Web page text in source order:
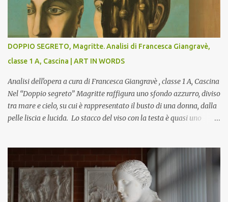
DOPPIO SEGRETO, Magritte. Analisi di Francesca Giangravè,
classe 1 A, Cascina | ART IN WORDS
Analisi dell'opera a cura di Francesca Giangravè , classe 1 A, Cascina
Nel “Doppio segreto” Magritte raffigura uno sfondo azzurro, diviso
tra mare e cielo, su cui è rappresentato il busto di una donna, dalla
pelle liscia e lucida. Lo stacco del viso con la testa è quasi uno
un motivo che Magritte propone frequentemente nelle sue opere,
che in questo caso assumono un aspetto minaccioso, come se si
trattasse di un qualcosa di malinconico, sia per il colore che per la
consistenza del materiale. L’enigma che reca l’immagine, un volto